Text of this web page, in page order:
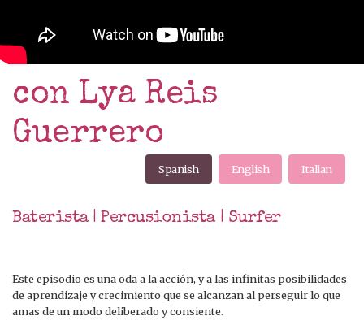
con Lya Reis
Guerrero
Spanish English Italian
Baterista | Percusionista | Surfer
Este episodio es una oda a la acción, y a las infinitas posibilidades
de aprendizaje y crecimiento que se alcanzan al perseguir lo que
amas de un modo deliberado y consiente.